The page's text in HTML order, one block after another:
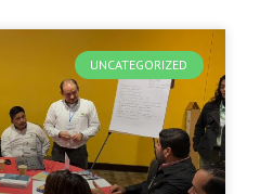
UNCATEGORIZED